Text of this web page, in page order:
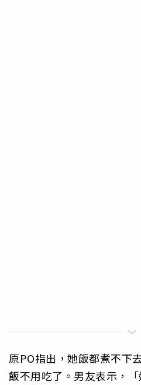
原PO指出，她飯都煮不下
飯不用吃了。男友表示，